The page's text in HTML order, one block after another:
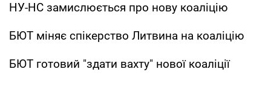
НУ-НС замислюється про нову коаліцію
БЮТ міняє спікерство Литвина на коаліцію
БЮТ готовий "здати вахту" нової коаліції